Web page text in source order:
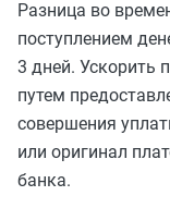
Разница во
поступлением
3 дней. Ускорить
путем
совершения
или оригинал
банка.